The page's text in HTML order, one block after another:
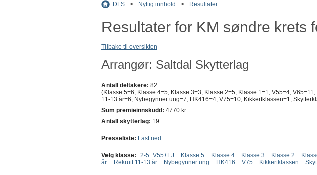
DFS > Nyttig innhold > Resultater
Resultater for KM søndre krets
Tilbake til oversikten
Arrangør: Saltdal Skytterlag
Antall deltakere: 82
(Klasse 5=6, Klasse 4=5, Klasse 3=3, Klasse 2=5, Klasse 1=1, V55=4,
11-13 år=6, Nybegynner ung=7, HK416=4, V75=10, Kikkertklassen=1,
Sum premieinnskudd: 4770 kr.
Antall skytterlag: 19
Presseliste: Last ned
Velg klasse: 2-5+V55+EJ Klasse 5 Klasse 4 Klasse 3 Klasse 2
år
Rekrutt 11-13 år Nybegynner ung HK416 V75 Kikkertklassen